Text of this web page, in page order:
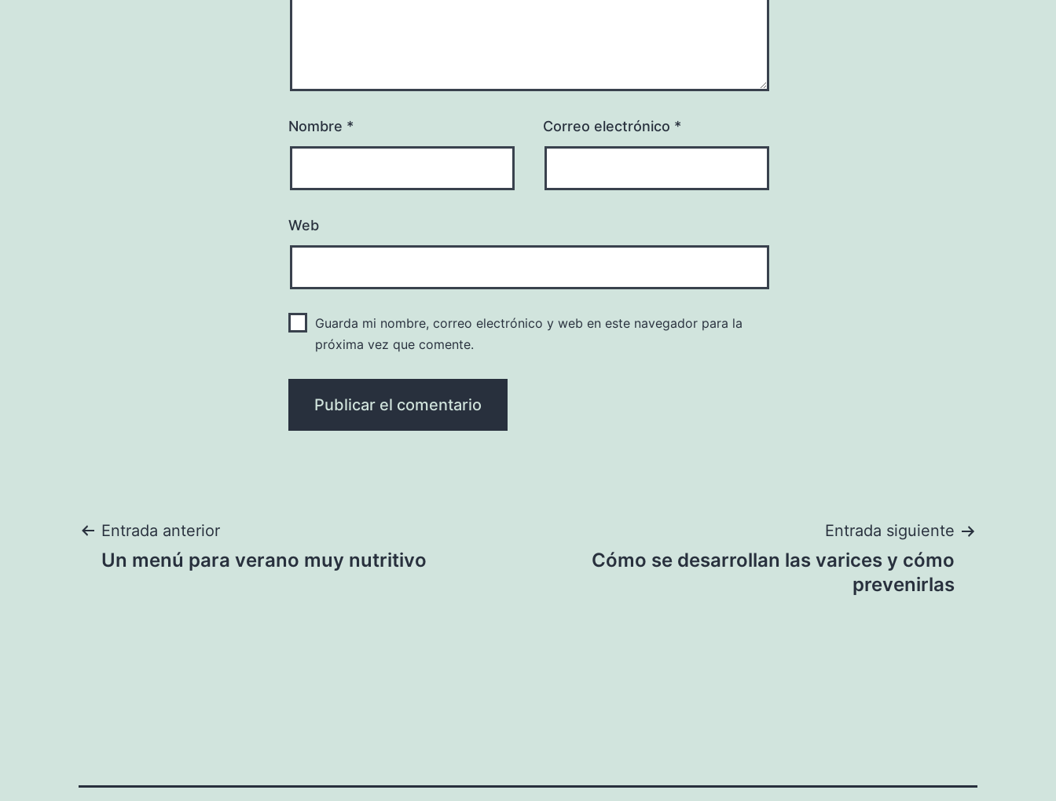
Nombre * Correo electrónico *
Web
Guarda mi nombre, correo electrónico y web en este navegador para la
próxima vez que comente.
Navegación
Entrada anterior
Un menú para verano muy nutritivo
Entrada siguiente
Cómo se desarrollan las varices y cómo
prevenirlas